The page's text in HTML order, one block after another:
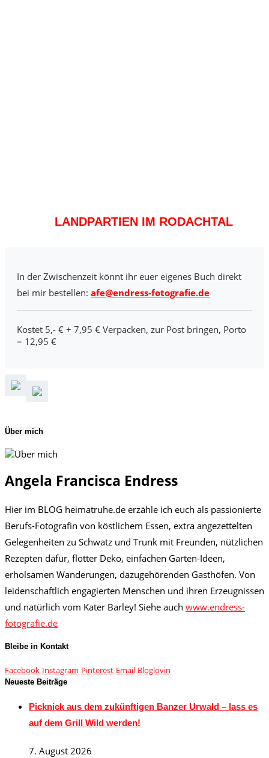
LANDPARTIEN IM RODACHTAL
In der Zwischenzeit könnt ihr euer eigenes Buch direkt
bei mir bestellen: afe@endress-fotografie.de
Kostet 5,- € + 7,95 € Verpacken, zur Post bringen, Porto
= 12,95 €
Über mich
Angela Francisca Endress
Hier im BLOG heimatruhe.de erzähle ich euch als passionierte
Berufs-Fotografin von köstlichem Essen, extra angezettelten
Gelegenheiten zu Schwatz und Trunk mit Freunden, nützlichen
Rezepten dafür, flotter Deko, einfachen Garten-Ideen,
erholsamen Wanderungen, dazugehörenden Gasthöfen. Von
leidenschaftlich engagierten Menschen und ihren Erzeugnissen
und natürlich vom Kater Barley! Siehe auch www.endress-
fotografie.de
Bleibe in Kontakt
Facebook Instagram Pinterest Email Bloglovin
Neueste Beiträge
Picknick aus dem zukünftigen Banzer Urwald – lass es
auf dem Grill Wild werden!
7. August 2026